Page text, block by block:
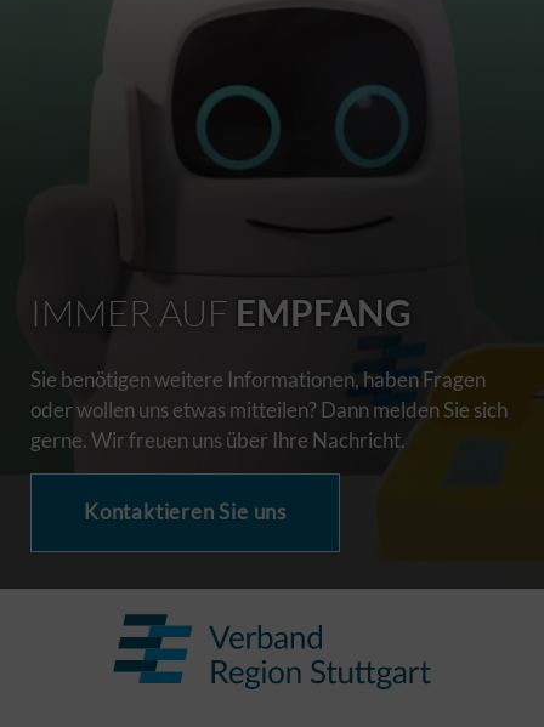
IMMER AUF EMPFANG
Sie benötigen weitere Informationen, haben Fragen
oder wollen uns etwas mitteilen? Dann melden Sie sich
gerne. Wir freuen uns über Ihre Nachricht.
Kontaktieren Sie uns